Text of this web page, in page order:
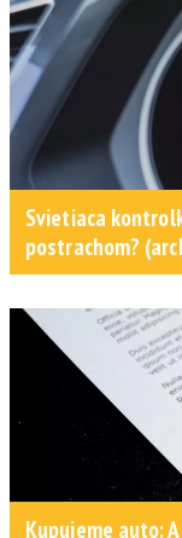
Svietiaca
postrachom?
Kupujeme auto: